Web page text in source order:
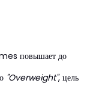
повышает до
"Overweight", цель